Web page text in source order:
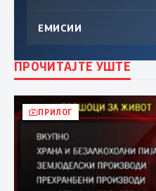
ЕМИСИИ
ПРОЧИТАЈТЕ УШТЕ
ПРИЛОГ